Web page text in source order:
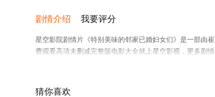
剧情介绍 我要评分
星空影院剧情片《特别美味的邻家已婚妇女们》是一部由
费观看高清未删减完整版电影大全就上星空影视，更多剧
猜你喜欢